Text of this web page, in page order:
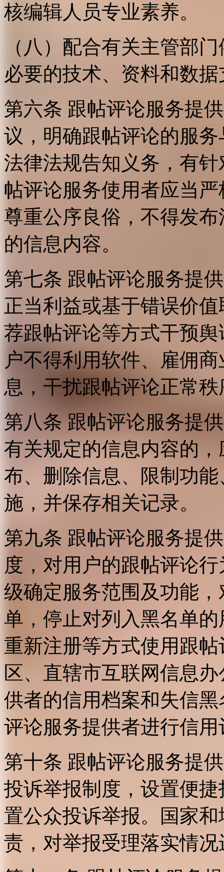
核编辑人员专业素养。
（八）配合有关主管部
必要的技术、资料和数
第六条 跟帖评论服务提
议，明确跟帖评论的服
法律法规告知义务，有
帖评论服务使用者应当
尊重公序良俗，不得发
的信息内容。
第七条 跟帖评论服务提
正当利益或基于错误价
荐跟帖评论等方式干预
户不得利用软件、雇佣
息，干扰跟帖评论正常
第八条 跟帖评论服务提
有关规定的信息内容的
布、删除信息、限制功
施，并保存相关记录。
第九条 跟帖评论服务提
度，对用户的跟帖评论
级确定服务范围及功能
单，停止对列入黑名单
重新注册等方式使用跟
区、直辖市互联网信息
供者的信用档案和失信
评论服务提供者进行信用
第十条 跟帖评论服务提
投诉举报制度，设置便
置公众投诉举报。国家
责，对举报受理落实情